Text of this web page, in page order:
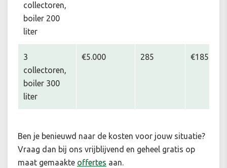
collectoren,
boiler 200
liter
3
collectoren,
boiler 300
liter
€5.000 285 €185
Ben je benieuwd naar de kosten voor jouw situatie?
Vraag dan bij ons vrijblijvend en geheel gratis op
maat gemaakte offertes aan.